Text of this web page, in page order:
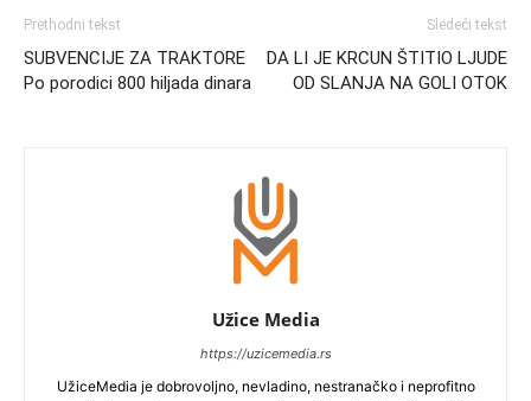
Prethodni tekst
SUBVENCIJE ZA TRAKTORE
Po porodici 800 hiljada dinara
Sledeći tekst
DA LI JE KRCUN ŠTITIO LJUDE
OD SLANJA NA GOLI OTOK
Užice Media
https://uzicemedia.rs
UžiceMedia je dobrovoljno, nevladino, nestranačko i neprofitno